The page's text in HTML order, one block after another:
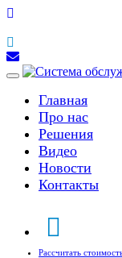
Toggle
navigationГлавная
Про нас
Решения
Видео
Новости
Контакты
Рассчитать